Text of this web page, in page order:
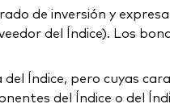
de inversión y
del Índice). Los
Índice, pero cuyas
del Índice o del